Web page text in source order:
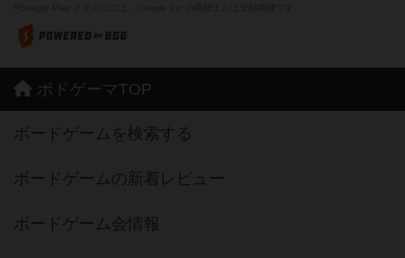
ボドゲーマTOP
ボードゲームを検索する
ボードゲームの新着レビュー
ボードゲーム会情報